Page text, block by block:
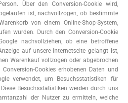
Über den Conversion-Cookie wird,
ist, nachvollzogen, ob bestimmte
von einem Online-Shop-System,
wurden. Durch den Conversion-Cookie
nachvollziehen, ob eine betroffene
auf unsere Internetseite gelangt ist,
Warenkauf vollzogen oder abgebrochen
Cookies erhobenen Daten und
verwendet, um Besuchsstatistiken für
Besuchsstatistiken werden durch uns
der Nutzer zu ermitteln, welche